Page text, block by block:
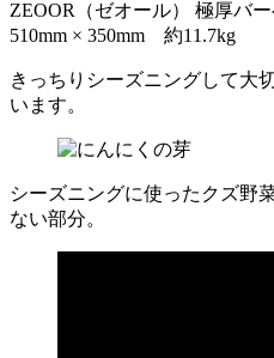
ZEOOR（ゼオール） 極厚バ
510mm × 350mm 約11.7kg
きっちりシーズニングして大
います。
シーズニングに使ったクズ野
ない部分。